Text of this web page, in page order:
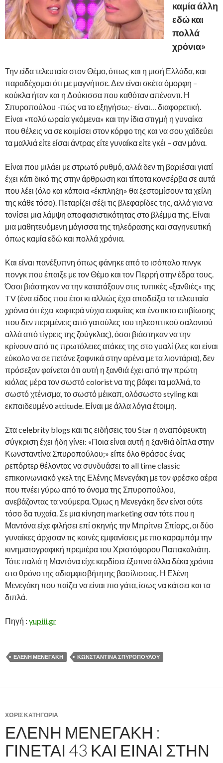
καμία άλλη
εδώ και
πολλά
χρόνια»
Την είδα τελευταία στον Θέμο, όπως και η μισή Ελλάδα, και
παραδέχομαι ότι με μαγνήτισε. Δεν είναι σκέτα όμορφη –
κούκλα ήταν και η Δούκισσα που καθόταν απέναντι. Η
Σπυροπούλου -πώς να το εξηγήσω;- είναι… διαφορετική.
Είναι «πολύ ωραία γκόμενα» και την ίδια στιγμή η γυναίκα
που θέλεις να σε κοιμίσει στον κόρφο της και να σου χαϊδεύει
τα μαλλιά είτε είσαι άντρας είτε γυναίκα είτε γκέι – σαν μάνα.
Είναι που μιλάει με στρωτό ρυθμό, αλλά δεν τη βαριέσαι γιατί
έχει κάτι δικό της στην άρθρωση και τίποτα κονσέρβα σε αυτά
που λέει (όλο και κάποια «έκπληξη» θα ξεστομίσουν τα χείλη
της κάθε τόσο). Πεταρίζει σέξι τις βλεφαρίδες της, αλλά για να
τονίσει μια λάμψη αποφασιστικότητας στο βλέμμα της. Είναι
μια μαθητευόμενη μάγισσα της τηλεόρασης και σαγηνευτική
όπως καμία εδώ και πολλά χρόνια.
Και είναι πανέξυπνη όπως φάνηκε από το ισόπαλο πινγκ
πονγκ που έπαιξε με τον Θέμο και τον Περρή στην έδρα τους.
Όσοι βιάστηκαν να την κατατάξουν στις τυπικές «ξανθιές» της
TV (ένα είδος που έτσι κι αλλιώς έχει αποδείξει τα τελευταία
χρόνια ότι έχει κοφτερά νύχια ευφυΐας και ένστικτο επιβίωσης
που δεν περιμένεις από γατούλες του τηλεοπτικού σαλονιού
αλλά από τίγρεις της ζούγκλας), όσοι βιάστηκαν να την
κρίνουν από τις πρωτόλειες ατάκες της στο γυαλί (λες και είναι
εύκολο να σε πετάνε ξαφνικά στην αρένα με τα λιοντάρια), δεν
πρόσεξαν φαίνεται ότι αυτή η ξανθιά έχει από την πρώτη
κιόλας μέρα τον σωστό colorist να της βάφει τα μαλλιά, το
σωστό χτένισμα, το σωστό μέικαπ, ολόσωστο styling και
εκπαιδευμένο attitude. Είναι με άλλα λόγια έτοιμη.
Στα celebrity blogs και τις ειδήσεις του Star η αναπόφευκτη
σύγκριση έχει ήδη γίνει: «Ποια είναι αυτή η ξανθιά δίπλα στην
Κωνσταντίνα Σπυροπούλου;» είπε όλο θράσος ένας
ρεπόρτερ θέλοντας να συνδυάσει το all time classic
επικοινωνιακό γκελ της Ελένης Μενεγάκη με τον φρέσκο αέρα
που πνέει γύρω από το όνομα της Σπυροπούλου,
ανεβάζοντας τα νούμερα. Όμως η Μενεγάκη δεν είναι ούτε
τόσο δα τυχαία. Σε μια κίνηση marketing σαν τότε που η
Μαντόνα είχε φιλήσει επί σκηνής την Μπρίτνει Σπίαρς, οι δύο
γυναίκες άρχισαν τις κοινές εμφανίσεις με πιο καραμπάμ την
κινηματογραφική πρεμιέρα του Χριστόφορου Παπακαλιάτη.
Τότε παλιά η Μαντόνα είχε κερδίσει έξυπνα άλλα δέκα χρόνια
στο θρόνο της αδιαμφισβήτητης βασίλισσας. Η Ελένη
Μενεγάκη που παίζει να είναι πιο γάτα, ίσως να κάτσει και τα
διπλά.
Πηγή : yupiii.gr
ΕΛΈΝΗ ΜΕΝΕΓΆΚΗ ΚΩΝΣΤΑΝΤΊΝΑ ΣΠΥΡΟΠΟΎΛΟΥ
ΧΩΡΊΣ ΚΑΤΗΓΟΡΊΑ
ΕΛΈΝΗ ΜΕΝΕΓΆΚΗ :
ΓΊΝΕΤΑΙ 43 ΚΑΙ ΕΊΝΑΙ ΣΤΗΝ